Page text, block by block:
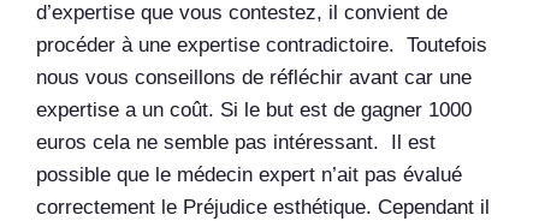
d’expertise que vous contestez, il convient de
procéder à une expertise contradictoire. Toutefois
nous vous conseillons de réfléchir avant car une
expertise a un coût. Si le but est de gagner 1000
euros cela ne semble pas intéressant. Il est
possible que le médecin expert n’ait pas évalué
correctement le Préjudice esthétique. Cependant il